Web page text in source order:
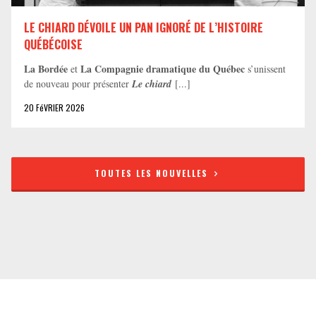
LE CHIARD DÉVOILE UN PAN IGNORÉ DE L’HISTOIRE
QUÉBÉCOISE
La Bordée et La Compagnie dramatique du Québec s’unissent
de nouveau pour présenter Le chiard [...]
20 FéVRIER 2026
TOUTES LES NOUVELLES